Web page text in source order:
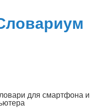
для смартфона и